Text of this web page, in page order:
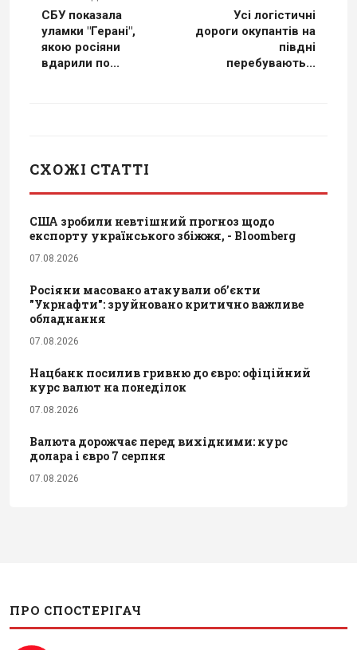
СБУ показала
уламки "Герані",
якою росіяни
вдарили по...
Усі логістичні
дороги окупантів на
півдні
перебувають...
СХОЖІ СТАТТІ
США зробили невтішний прогноз щодо
експорту українського збіжжя, - Bloomberg
07.08.2026
Росіяни масовано атакували обʼєкти
"Укрнафти": зруйновано критично важливе
обладнання
07.08.2026
Нацбанк посилив гривню до євро: офіційний
курс валют на понеділок
07.08.2026
Валюта дорожчає перед вихідними: курс
долара і євро 7 серпня
07.08.2026
ПРО СПОСТЕРІГАЧ